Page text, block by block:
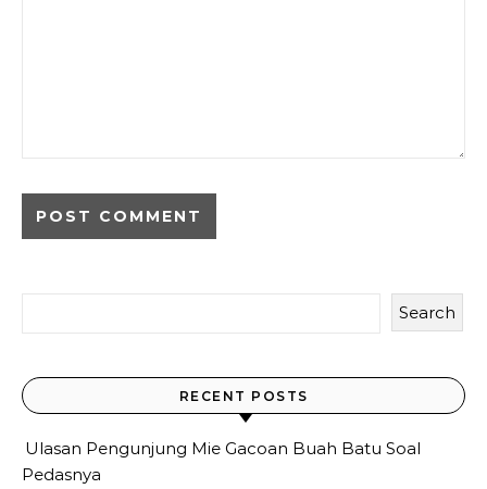
Search
RECENT POSTS
Ulasan Pengunjung Mie Gacoan Buah Batu Soal
Pedasnya
Link cepat ke halaman lainnya